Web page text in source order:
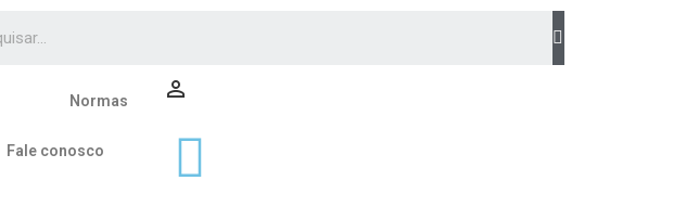
Normas
Fale conosco
person_outline